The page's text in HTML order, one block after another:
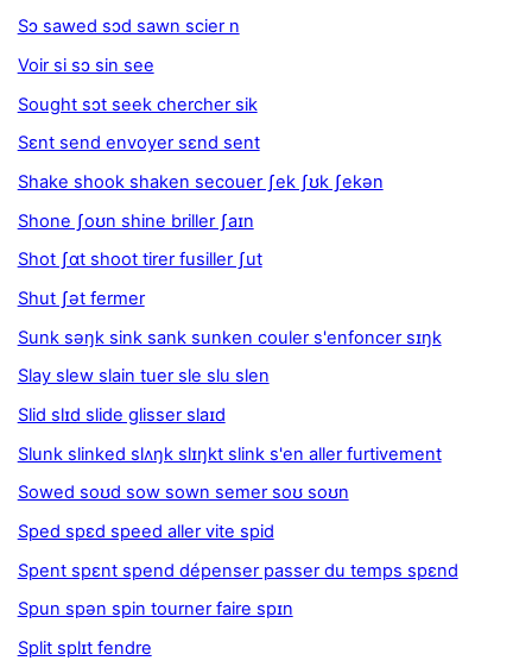
Sɔ sawed sɔd sawn scier n
Voir si sɔ sin see
Sought sɔt seek chercher sik
Sɛnt send envoyer sɛnd sent
Shake shook shaken secouer ʃek ʃʊk ʃekən
Shone ʃoʊn shine briller ʃaɪn
Shot ʃɑt shoot tirer fusiller ʃut
Shut ʃət fermer
Sunk səŋk sink sank sunken couler s'enfoncer sɪŋk
Slay slew slain tuer sle slu slen
Slid slɪd slide glisser slaɪd
Slunk slinked slʌŋk slɪŋkt slink s'en aller furtivement
Sowed soʊd sow sown semer soʊ soʊn
Sped spɛd speed aller vite spid
Spent spɛnt spend dépenser passer du temps spɛnd
Spun spən spin tourner faire spɪn
Split splɪt fendre